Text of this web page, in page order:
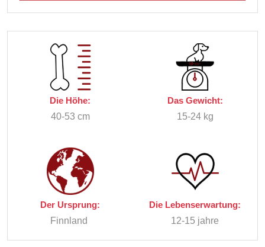
Die Höhe:
40-53 cm
Das Gewicht:
15-24 kg
Der Ursprung:
Finnland
Die Lebenserwartung:
12-15 jahre